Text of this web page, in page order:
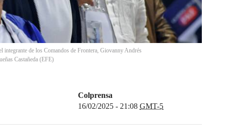
de los Comandos de Frontera, Giovanny Andrés
Castañeda (EFE)
Colprensa
16/02/2025 - 21:08 GMT-5